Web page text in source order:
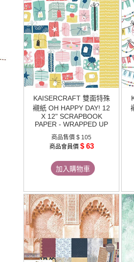
KAISERCRAFT 雙面特殊
襯紙 OH HAPPY DAY! 12
X 12" SCRAPBOOK
PAPER - WRAPPED UP
商品售價 $ 105
商品會員價 $ 63
加入購物車